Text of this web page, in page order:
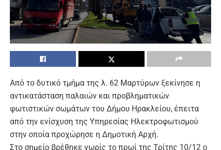
Από το δυτικό τμήμα της λ. 62 Μαρτύρων ξεκίνησε η
αντικατάσταση παλαιών και προβληματικών
φωτιστικών σωμάτων του Δήμου Ηρακλείου, έπειτα
από την ενίσχυση της Υπηρεσίας Ηλεκτροφωτισμού
στην οποία προχώρησε η Δημοτική Αρχή.
Στο σημείο βρέθηκε νωρίς το πρωί της Τρίτης 10/12 ο